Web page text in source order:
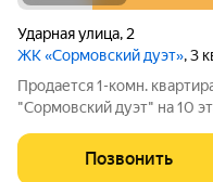
Ударная улица, 2
ЖК «Сормовский дуэт», 3
Продается 1-комн.
"Сормовский дуэт" на 10
Все окна выходят на одну
совмещенный санузел.
Позвонить